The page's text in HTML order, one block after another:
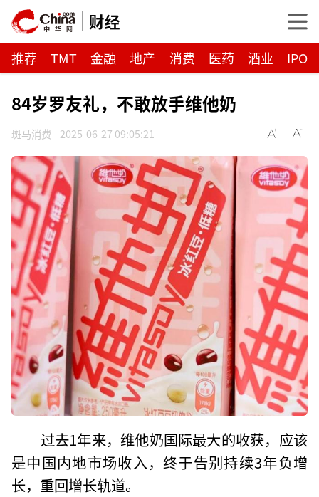
财经
推荐 TMT 金融 地产 消费 医药 酒业 IPO
84岁罗友礼，不敢放手维他奶
斑马消费 2025-06-27 09:05:21
过去1年来，维他奶国际最大的收获，应该
是中国内地市场收入，终于告别持续3年负增
长，重回增长轨道。